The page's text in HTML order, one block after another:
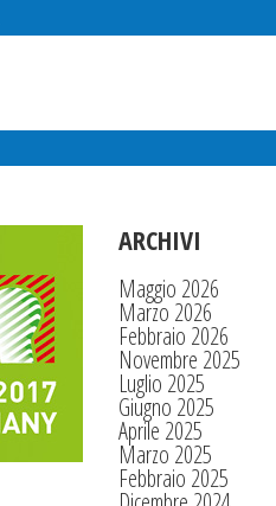
ARCHIVI
Maggio 2026
Marzo 2026
Febbraio 2026
Novembre 2025
Luglio 2025
Giugno 2025
Aprile 2025
Marzo 2025
Febbraio 2025